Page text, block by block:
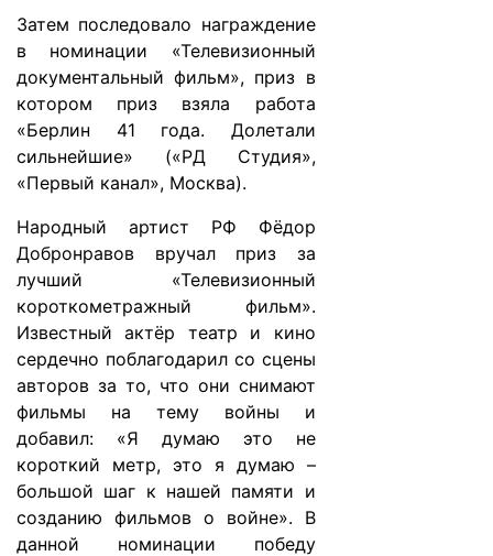
Затем последовало награждение
в номинации «Телевизионный
документальный фильм», приз в
котором приз взяла работа
«Берлин 41 года. Долетали
сильнейшие» («РД Студия»,
«Первый канал», Москва).
Народный артист РФ Фёдор
Добронравов вручал приз за
лучший «Телевизионный
короткометражный фильм».
Известный актёр театр и кино
сердечно поблагодарил со сцены
авторов за то, что они снимают
фильмы на тему войны и
добавил: «Я думаю это не
короткий метр, это я думаю –
большой шаг к нашей памяти и
созданию фильмов о войне». В
данной номинации победу